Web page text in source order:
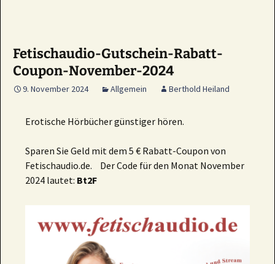
Fetischaudio-Gutschein-Rabatt-
Coupon-November-2024
9. November 2024 Allgemein Berthold Heiland
Erotische Hörbücher günstiger hören.
Sparen Sie Geld mit dem 5 € Rabatt-Coupon von
Fetischaudio.de. Der Code für den Monat November
2024 lautet: Bt2F